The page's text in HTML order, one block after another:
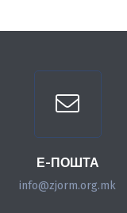
Е-ПОШТА
info@zjorm.org.mk